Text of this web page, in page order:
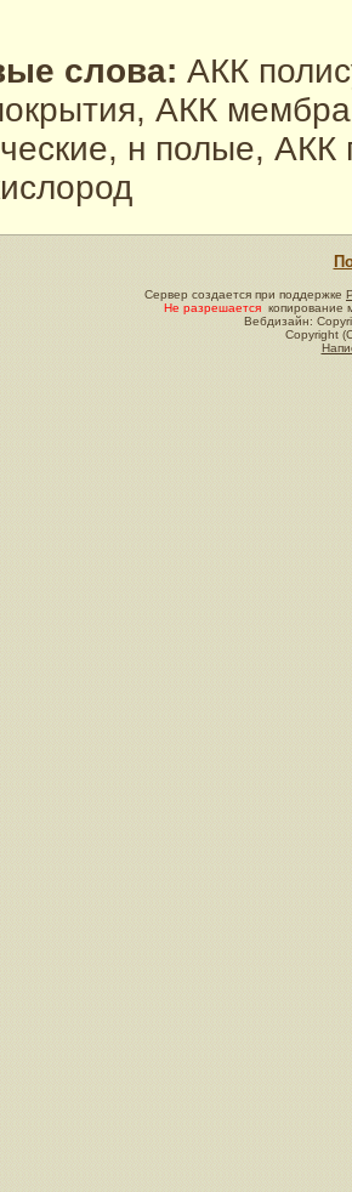
слова: АКК
АКК
н полые, АКК
Сервер создается при поддержке
Не разрешается копирование
Вебдизайн:
Copyright